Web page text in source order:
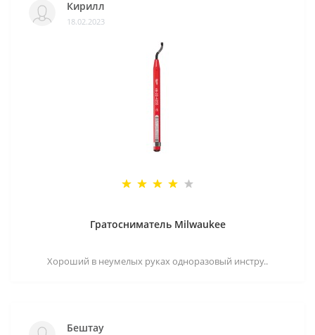
Кирилл
18.02.2023
Гратосниматель Milwaukee
Хороший в неумелых руках одноразовый инстру..
Бештау